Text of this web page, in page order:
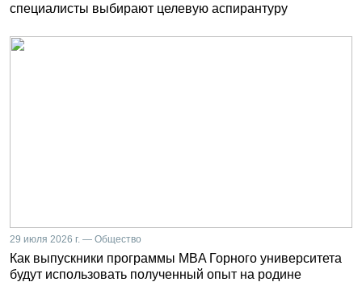
специалисты выбирают целевую аспирантуру
29 июля 2026 г. — Общество
Как выпускники программы MBA Горного университета
будут использовать полученный опыт на родине